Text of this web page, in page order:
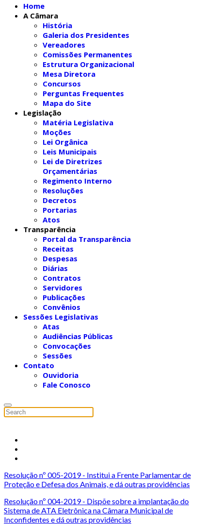
Home
A Câmara
História
Galeria dos Presidentes
Vereadores
Comissões Permanentes
Estrutura Organizacional
Mesa Diretora
Concursos
Perguntas Frequentes
Mapa do Site
Legislação
Matéria Legislativa
Moções
Lei Orgânica
Leis Municipais
Lei de Diretrizes
Orçamentárias
Regimento Interno
Resoluções
Decretos
Portarias
Atos
Transparência
Portal da Transparência
Receitas
Despesas
Diárias
Contratos
Servidores
Publicações
Convênios
Sessões Legislativas
Atas
Audiências Públicas
Convocações
Sessões
Contato
Ouvidoria
Fale Conosco
Resolução nº 005-2019 - Institui a Frente Parlamentar de
Proteção e Defesa dos Animais, e dá outras providências
Resolução nº 004-2019 - Dispõe sobre a implantação do
Sistema de ATA Eletrônica na Câmara Municipal de
Inconfidentes e dá outras providências